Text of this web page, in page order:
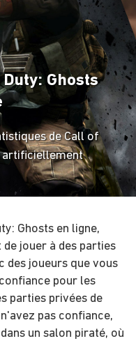
Ghosts
de Call of
artificiellement
Ghosts en ligne,
jouer à des parties
des joueurs que vous
pour les
parties privées de
pas confiance,
un salon piraté, où